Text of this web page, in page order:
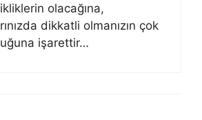
olacağına,
dikkatli olmanızın çok
işarettir…